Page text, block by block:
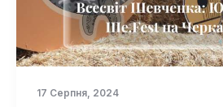
17 Серпня, 2024